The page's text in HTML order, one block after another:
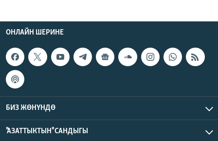
ОНЛАЙН ШЕРИНЕ
БИЗ ЖӨНҮНДӨ
"АЗАТТЫКТЫН" САНДЫГЫ